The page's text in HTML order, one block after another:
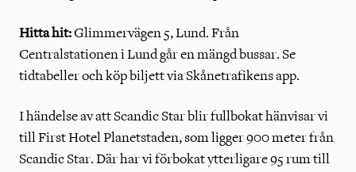
Hitta hit:Glimmervägen 5, Lund. Från
Centralstationen i Lund går en mängd bussar. Se
tidtabeller och köp biljett via Skånetrafikens app.
I händelse av att Scandic Star blir fullbokat hänvisar vi
till First Hotel Planetstaden, som ligger 900 meter från
Scandic Star. Där har vi förbokat ytterligare 95 rum till